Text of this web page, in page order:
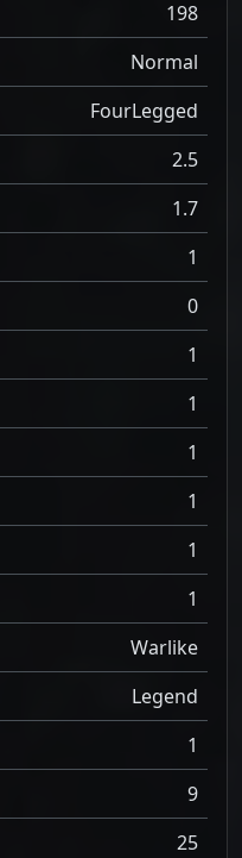
198
Normal
FourLegged
2.5
1.7
1
0
1
1
1
1
1
1
Warlike
Legend
1
9
25